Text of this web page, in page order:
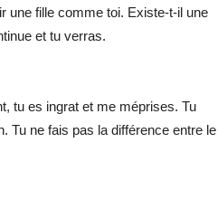
une fille comme toi. Existe‑t‑il une
et tu verras.
tu es ingrat et me méprises. Tu
Tu ne fais pas la différence entre le